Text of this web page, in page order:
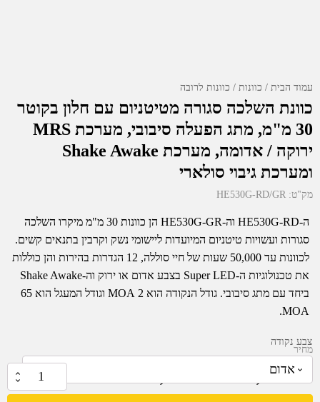
עמוד הבית כוונות כוונות לרובה
כוונת השלכה סגורה מטיטניום עם חלון בקוטר
30 מ"מ, מתג הפעלה סיבובי, מערכת MRS
ירוקה / אדומה, מערכת Shake Awake
ומערכת גיבוי סולארי
מק"ט: HE530G-RD/GR
ה-HE530G-RD וה-HE530G-GR הן כוונות 30 מ"מ מיקרו השלכה
סגורות ועשויות טיטניום המיועדות ליישומי נשק וקרבין בתנאים קשים.
לכוונות עד 50,000 שעות של חיי סוללה, 12 הגדרות בהירות והן כוללות
את טכנולוגיות ה-Super LED בצבע אדום או ירוק וה-Shake Awake
ביחד עם מתג סיבובי. גודל הנקודה הוא 2 MOA וגודל המעגל הוא 65
MOA.
מחיר
3,499.00
צבע נקודה
של